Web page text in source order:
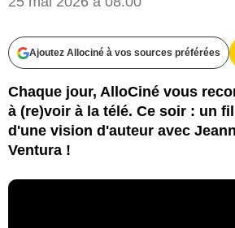
Ajoutez Allociné à vos sources préférées
Chaque jour, AlloCiné vous
à (re)voir à la télé. Ce soir : un
d'une vision d'auteur avec
Ventura !